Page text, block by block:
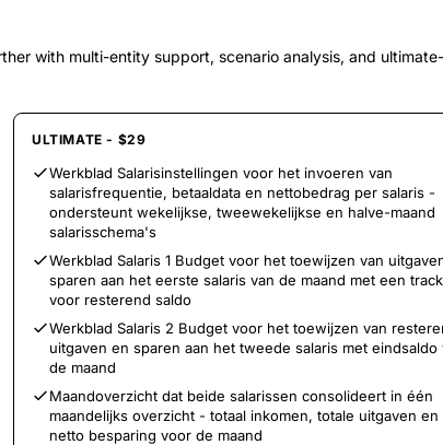
with multi-entity support, scenario analysis, and
ULTIMATE - $29
Werkblad Salarisinstellingen voor het invoeren van
salarisfrequentie, betaaldata en nettobedrag per salaris -
ondersteunt wekelijkse, tweewekelijkse en halve-maand
salarisschema's
Werkblad Salaris 1 Budget voor het toewijzen van
sparen aan het eerste salaris van de maand met een
voor resterend saldo
Werkblad Salaris 2 Budget voor het toewijzen van
uitgaven en sparen aan het tweede salaris met eindsaldo
de maand
Maandoverzicht dat beide salarissen consolideert in één
maandelijks overzicht - totaal inkomen, totale uitgaven en
netto besparing voor de maand